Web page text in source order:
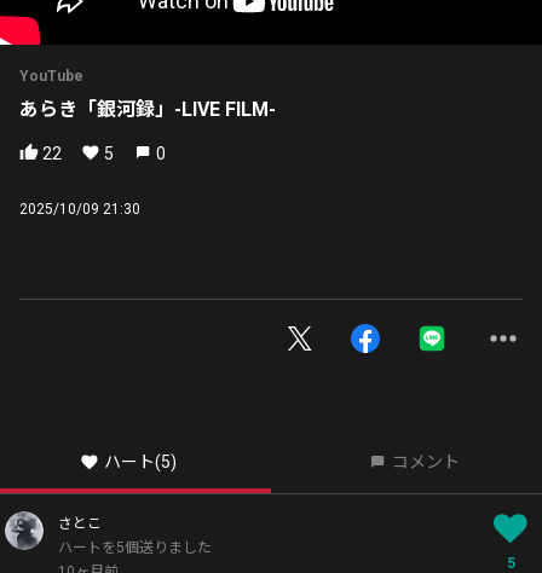
YouTube
あらき「銀河録」-LIVE FILM-
22 5 0
2025/10/09 21:30
ハート(5) コメント
さとこ
ハートを5個送りました
5